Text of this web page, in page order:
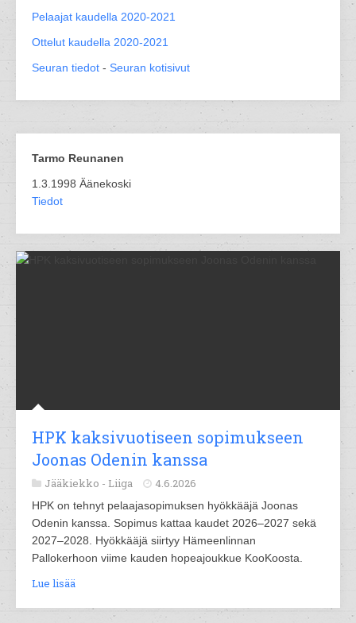
Pelaajat kaudella 2020-2021
Ottelut kaudella 2020-2021
Seuran tiedot - Seuran kotisivut
Tarmo Reunanen
1.3.1998 Äänekoski
Tiedot
HPK kaksivuotiseen sopimukseen
Joonas Odenin kanssa
Jääkiekko - Liiga 4.6.2026
HPK on tehnyt pelaajasopimuksen hyökkääjä Joonas
Odenin kanssa. Sopimus kattaa kaudet 2026–2027 sekä
2027–2028. Hyökkääjä siirtyy Hämeenlinnan
Pallokerhoon viime kauden hopeajoukkue KooKoosta.
Lue lisää